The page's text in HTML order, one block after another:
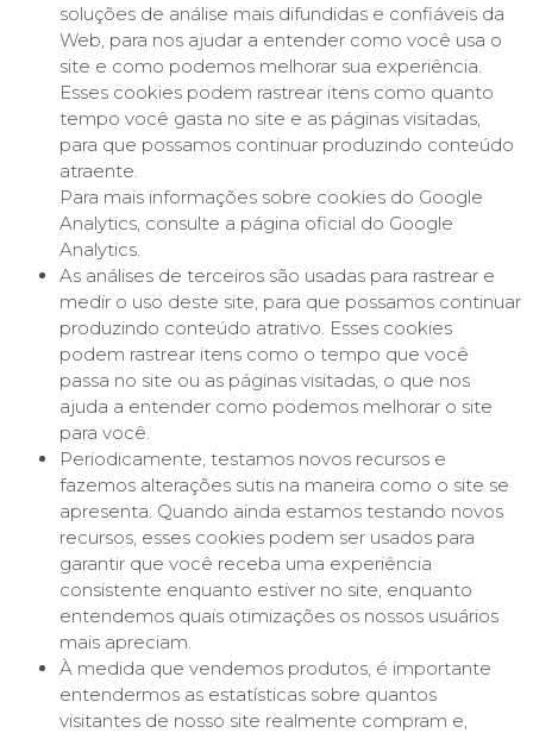
soluções de análise mais difundidas e confiáveis ​​da
Web, para nos ajudar a entender como você usa o
site e como podemos melhorar sua experiência.
Esses cookies podem rastrear itens como quanto
tempo você gasta no site e as páginas visitadas,
para que possamos continuar produzindo conteúdo
atraente.
Para mais informações sobre cookies do Google
Analytics, consulte a página oficial do Google
Analytics.
As análises de terceiros são usadas para rastrear e
medir o uso deste site, para que possamos continuar
produzindo conteúdo atrativo. Esses cookies
podem rastrear itens como o tempo que você
passa no site ou as páginas visitadas, o que nos
ajuda a entender como podemos melhorar o site
para você.
Periodicamente, testamos novos recursos e
fazemos alterações sutis na maneira como o site se
apresenta. Quando ainda estamos testando novos
recursos, esses cookies podem ser usados ​​para
garantir que você receba uma experiência
consistente enquanto estiver no site, enquanto
entendemos quais otimizações os nossos usuários
mais apreciam.
À medida que vendemos produtos, é importante
entendermos as estatísticas sobre quantos
visitantes de nosso site realmente compram e,